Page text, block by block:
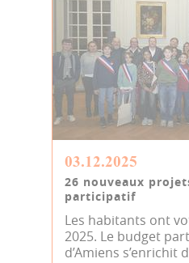
03.12.2025
26 nouveaux
participatif
Les habitants ont
2025. Le budget
d’Amiens s’enrichit